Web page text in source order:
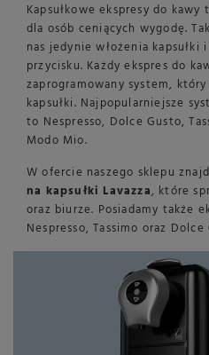
Kapsułkowe ekspresy do
dla osób ceniących wygodę.
nas jedynie włożenia
przycisku. Każdy ekspres do
zaprogramowany system,
kapsułki. Najpopularniejsze
to Nespresso, Dolce Gusto,
Modo Mio.
W ofercie naszego sklepu
na kapsułki Lavazza, które
oraz biurze. Posiadamy także
Nespresso, Tassimo oraz Dolce